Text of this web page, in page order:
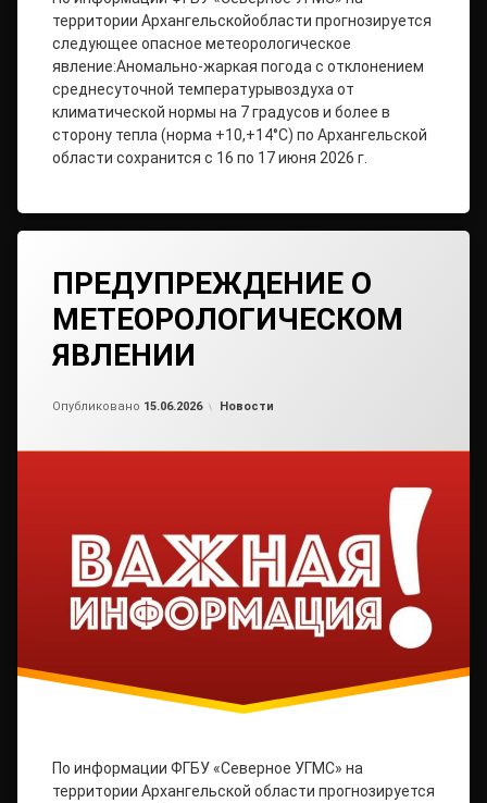
территории Архангельскойобласти прогнозируется
следующее опасное метеорологическое
явление:Аномально-жаркая погода с отклонением
среднесуточной температурывоздуха от
климатической нормы на 7 градусов и более в
сторону тепла (норма +10,+14°С) по Архангельской
области сохранится с 16 по 17 июня 2026 г.
ПРЕДУПРЕЖДЕНИЕ О
МЕТЕОРОЛОГИЧЕСКОМ
ЯВЛЕНИИ
Опубликовано 15.06.2026 Рубрики:
Новости
По информации ФГБУ «Северное УГМС» на
территории Архангельской области прогнозируется